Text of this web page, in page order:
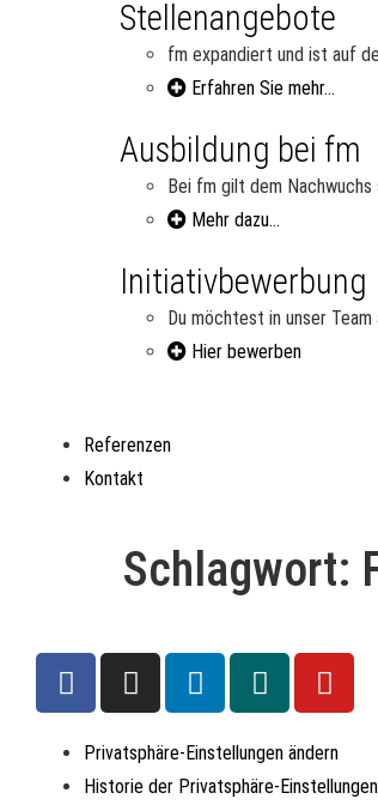
Stellenangebote
fm expandiert und ist auf
Erfahren Sie mehr...
Ausbildung bei fm
Bei fm gilt dem
Mehr dazu...
Initiativbewerbung
Du möchtest in unser
Hier bewerben
Referenzen
Kontakt
Schlagwort:
Privatsphäre-Einstellungen ändern
Historie der Privatsphäre-Einstellungen